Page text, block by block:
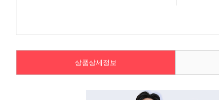
상품상세정보